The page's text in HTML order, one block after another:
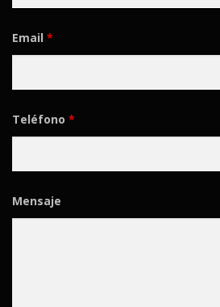
Email *
Teléfono *
Mensaje